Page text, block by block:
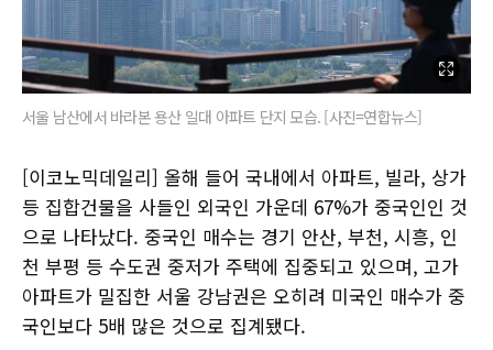
서울 남산에서 바라본 용산 일대 아파트 단지 모습. [사진=연합뉴스]
[이코노믹데일리] 올해 들어 국내에서 아파트, 빌라, 상가
등 집합건물을 사들인 외국인 가운데 67%가 중국인인 것
으로 나타났다. 중국인 매수는 경기 안산, 부천, 시흥, 인
천 부평 등 수도권 중저가 주택에 집중되고 있으며, 고가
아파트가 밀집한 서울 강남권은 오히려 미국인 매수가 중
국인보다 5배 많은 것으로 집계됐다.